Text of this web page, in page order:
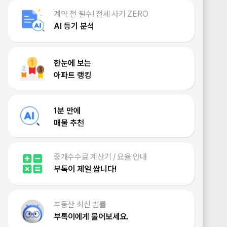
계약 전 필수! 전세 사기 ZERO
AI 등기 분석
한눈에 보는
아파트 랭킹
1분 만에
매물 추천
중개수수료 계산기 / 요율 안내
부톡이 제일 쌉니다!
부동산 최신 법률
부톡이에게 물어보세요.